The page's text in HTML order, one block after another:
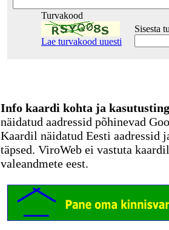
Turvakood
Lae turvakood uuesti
Sisesta
Info kaardi kohta ja
näidatud aadressid põhinevad
Kaardil näidatud Eesti aadressid
täpsed. ViroWeb ei vastuta
valeandmete eest.